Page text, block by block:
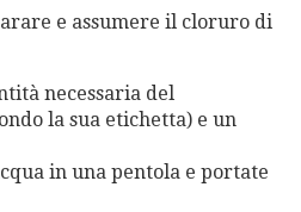
e assumere il cloruro di
necessaria del
la sua etichetta) e un
in una pentola e portate